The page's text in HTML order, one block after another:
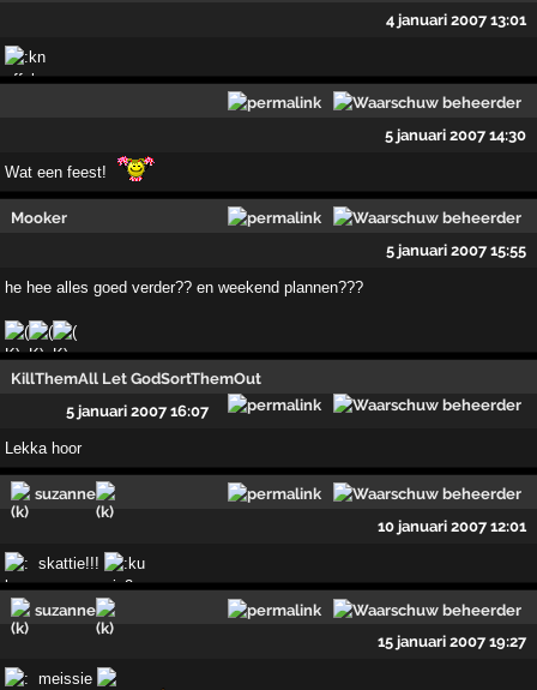
4 januari 2007 13:01
5 januari 2007 14:30
Wat een feest!
Mooker
5 januari 2007 15:55
he hee alles goed verder?? en weekend plannen???
KillThemAll Let GodSortThemOut
5 januari 2007 16:07
Lekka hoor
suzanne
10 januari 2007 12:01
skattie!!!
suzanne
15 januari 2007 19:27
meissie